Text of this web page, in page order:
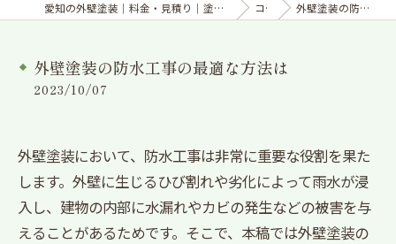
愛知の外壁塗装｜料金・見積り｜塗り替えなら「株式会社To be innovation.」へ コラム 外壁塗装の防水工事の最適な方法は
外壁塗装の防水工事の最適な方法は
2023/10/07
外壁塗装において、防水工事は非常に重要な役割を果た
します。外壁に生じるひび割れや劣化によって雨水が浸
入し、建物の内部に水漏れやカビの発生などの被害を与
えることがあるためです。そこで、本稿では外壁塗装の